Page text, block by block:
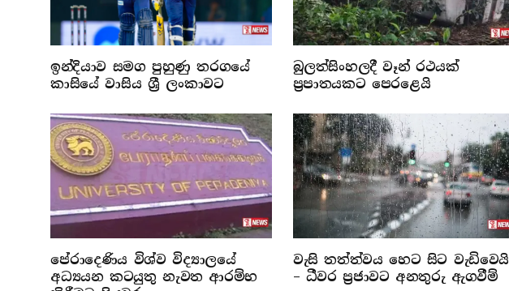
ඉන්දියාව සමග පුහුණු තරගයේ
කාසියේ වාසිය ශ්‍රී ලංකාවට
බුලත්සිංහලදී වෑන් රථයක්
ප්‍රපාතයකට පෙරළෙයි
පේරාදෙණිය විශ්ව විද්‍යාලයේ
අධ්‍යයන කටයුතු නැවත ආරම්භ
වැසි තත්ත්වය හෙට සිට වැඩිවෙයි
– ධීවර ප්‍රජාවට අනතුරු ඇගවීම්